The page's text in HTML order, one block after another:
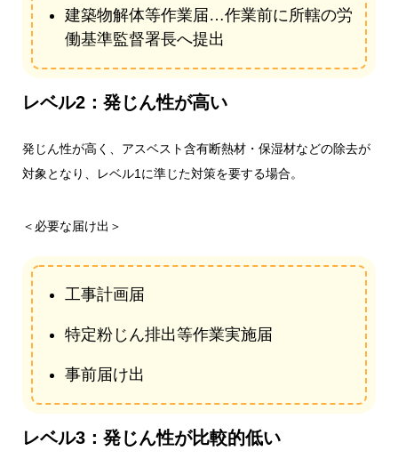
建築物解体等作業届…作業前に所轄の労
働基準監督署長へ提出
レベル2：発じん性が高い
発じん性が高く、アスベスト含有断熱材・保湿材などの除去が
対象となり、レベル1に準じた対策を要する場合。
＜必要な届け出＞
工事計画届
特定粉じん排出等作業実施届
事前届け出
レベル3：発じん性が比較的低い